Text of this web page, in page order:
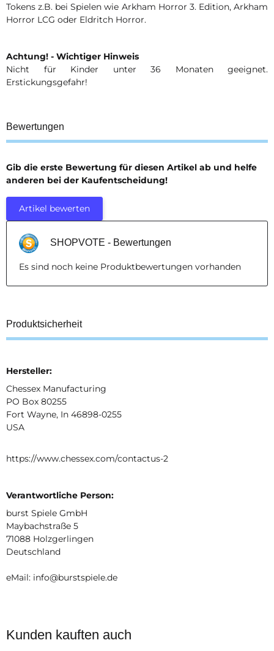
Tokens z.B. bei Spielen wie Arkham Horror 3. Edition, Arkham
Horror LCG oder Eldritch Horror.
Achtung! - Wichtiger Hinweis
Nicht für Kinder unter 36 Monaten geeignet.
Erstickungsgefahr!
Bewertungen
Gib die erste Bewertung für diesen Artikel ab und helfe
anderen bei der Kaufentscheidung!
Artikel bewerten
SHOPVOTE - Bewertungen
Es sind noch keine Produktbewertungen vorhanden
Produktsicherheit
Hersteller:
Chessex Manufacturing
PO Box 80255
Fort Wayne, In 46898-0255
USA
https://www.chessex.com/contactus-2
Verantwortliche Person:
burst Spiele GmbH
Maybachstraße 5
71088 Holzgerlingen
Deutschland
eMail: info@burstspiele.de
Kunden kauften auch